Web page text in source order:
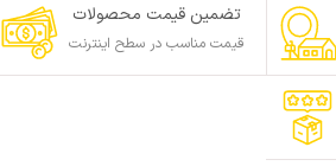
تضمین قیمت محصولات
قیمت مناسب در سطح اینترنت